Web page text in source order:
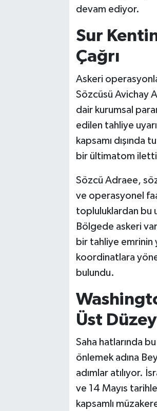
devam ediyor.
Sur
Çağrı
Askeri
Sözcüsü Avichay
dair kurumsal
edilen tahliye
kapsamı
bir ültimatom
Sözcü Adraee,
ve operasyonel
topluluklardan bu
Bölgede askeri
bir tahliye emrinin
koordinatlara
bulundu.
Üst
Saha hatlarında
önlemek adına
adımlar atılıyor.
ve 14 Mayıs
kapsamlı